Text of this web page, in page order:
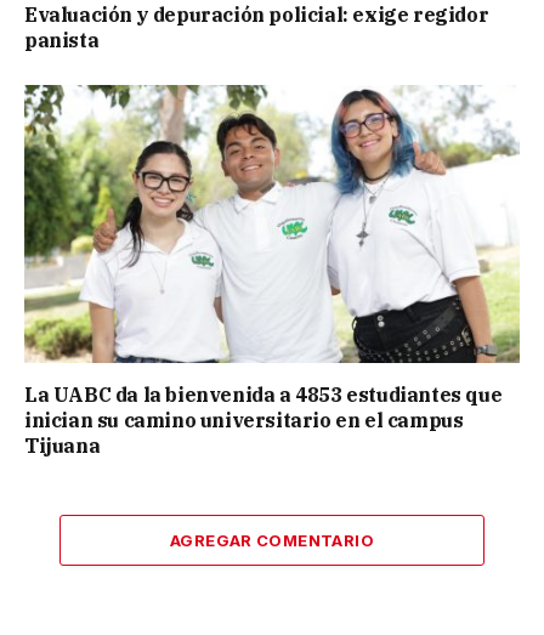
Evaluación y depuración policial: exige regidor
panista
La UABC da la bienvenida a 4853 estudiantes que
inician su camino universitario en el campus
Tijuana
AGREGAR COMENTARIO